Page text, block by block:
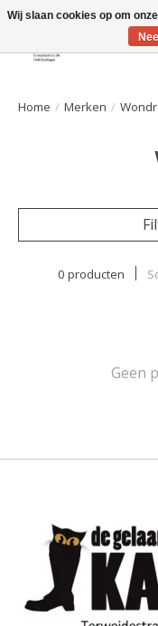
Welkom bij de Gelaarsde KAT
Home / Merken / Wondr
0 producten
Geen
Wij slaan cookies op om
Nee